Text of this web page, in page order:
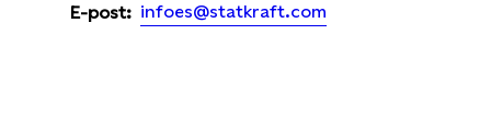
E-post: infoes@statkraft.com